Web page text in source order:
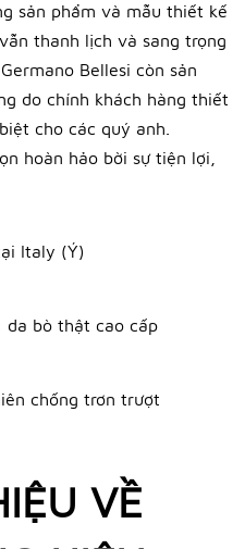
sản phẩm và mẫu thiết kế
thanh lịch và sang trọng
Bellesi còn sản
do chính khách hàng thiết
cho các quý anh.
hoàn hảo bời sự tiện lợi,
Italy (Ý)
da bò thật cao cấp
chống trơn trượt
VỀ